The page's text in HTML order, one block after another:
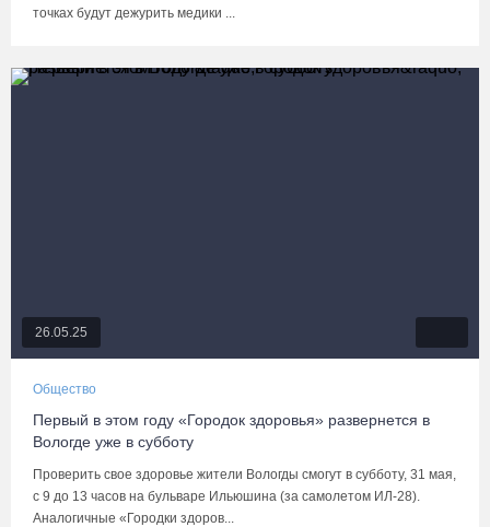
точках будут дежурить медики ...
26.05.25
Общество
Первый в этом году «Городок здоровья» развернется в
Вологде уже в субботу
Проверить свое здоровье жители Вологды смогут в субботу, 31 мая,
с 9 до 13 часов на бульваре Ильюшина (за самолетом ИЛ-28).
Аналогичные «Городки здоров...